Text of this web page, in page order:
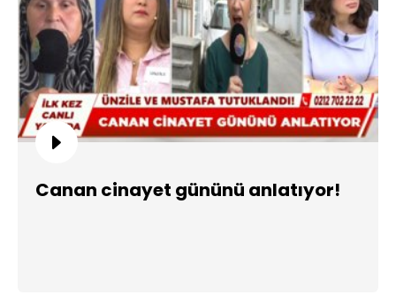
Canan cinayet gününü anlatıyor!